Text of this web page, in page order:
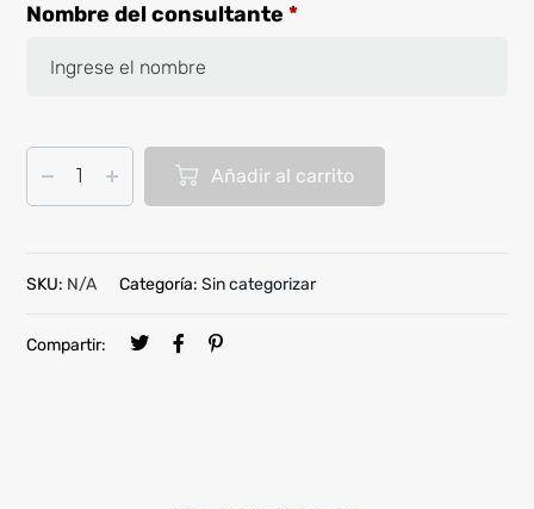
Nombre del consultante *
Añadir al carrito
SKU: N/A Categoría:Sin categorizar
Compartir: